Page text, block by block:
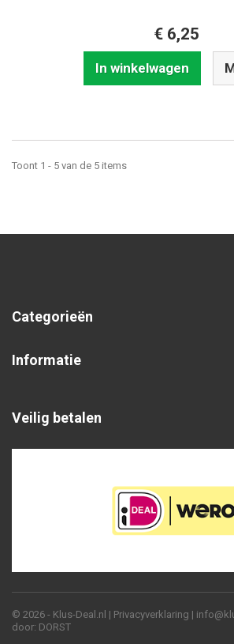
€ 6,25
In winkelwagen
Toont 1 - 5 van de 5 items
Categorieën
Informatie
Veilig betalen
© 2026 - Klus-Deal.nl | Privacyverklaring |
door: DORST